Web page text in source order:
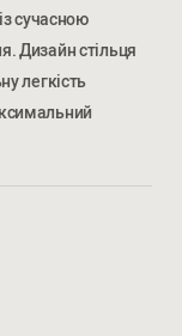
сучасною
Дизайн стільця
легкість
займаються